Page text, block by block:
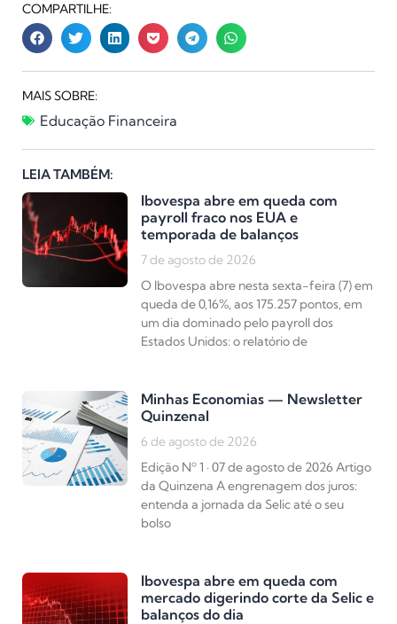
COMPARTILHE:
MAIS SOBRE:
Educação Financeira
LEIA TAMBÉM:
Ibovespa abre em queda com
payroll fraco nos EUA e
temporada de balanços
7 de agosto de 2026
O Ibovespa abre nesta sexta-feira (7) em
queda de 0,16%, aos 175.257 pontos, em
um dia dominado pelo payroll dos
Estados Unidos: o relatório de
Minhas Economias — Newsletter
Quinzenal
6 de agosto de 2026
Edição Nº 1 · 07 de agosto de 2026 Artigo
da Quinzena A engrenagem dos juros:
entenda a jornada da Selic até o seu
bolso
Ibovespa abre em queda com
mercado digerindo corte da Selic e
balanços do dia